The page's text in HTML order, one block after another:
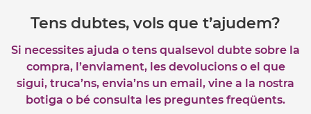
Tens dubtes, vols que t’ajudem?
Si necessites ajuda o tens qualsevol dubte sobre la
compra, l’enviament, les devolucions o el que
sigui, truca’ns, envia’ns un email, vine a la nostra
botiga o bé consulta les preguntes freqüents.